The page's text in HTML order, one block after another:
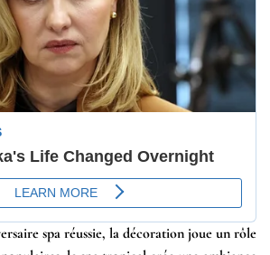
spa réussie, la décoration joue un rôle